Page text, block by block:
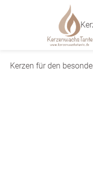
Hauptinhalt springen
Zur Suche springen
Zur Hauptnavigation
Kerzen für den
Bildergalerie